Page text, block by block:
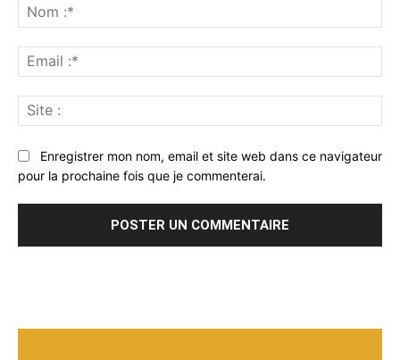
:*
:*
:
Enregistrer mon nom, email et site web dans ce navigateur
pour la prochaine fois que je commenterai.